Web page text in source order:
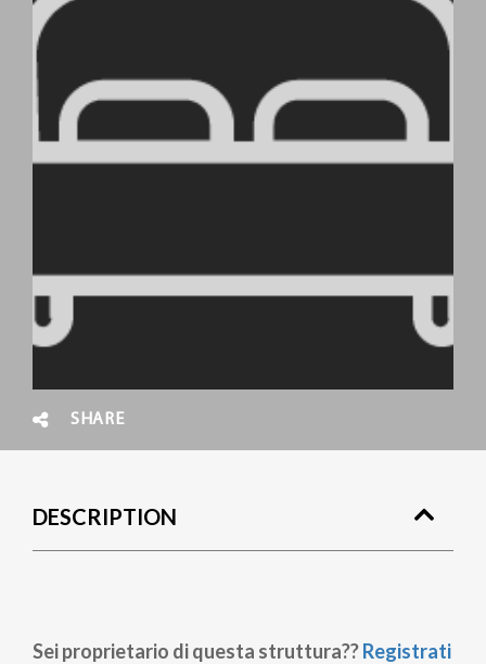
SHARE
DESCRIPTION
Sei proprietario di questa struttura??Registrati